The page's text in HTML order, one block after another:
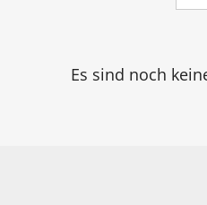
Es sind noch